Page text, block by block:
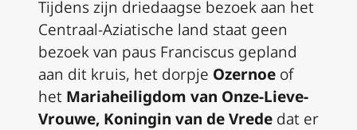
Tijdens zijn driedaagse bezoek aan het
Centraal-Aziatische land staat geen
bezoek van paus Franciscus gepland
aan dit kruis, het dorpje Ozernoe of
het Mariaheiligdom van Onze-Lieve-
Vrouwe, Koningin van de Vrede dat er